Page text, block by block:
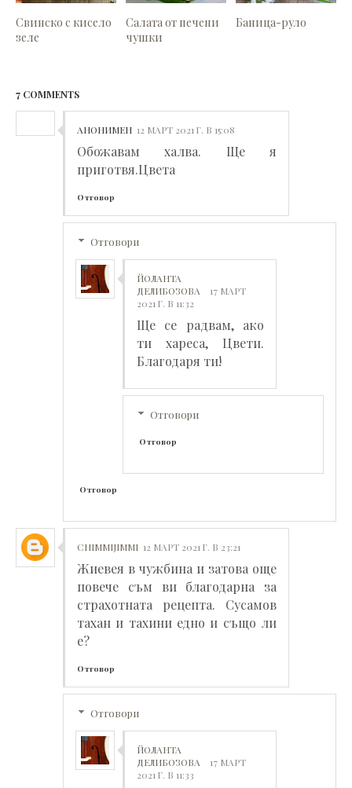
Свинско с кисело
зеле
Салата от печени
чушки
Баница-руло
7 COMMENTS
АНОНИМЕН 12 МАРТ 2021 Г. В 15:08
Обожавам халва. Ще я
приготвя.Цвета
Отговор
Отговори
ЙОЛАНТА
ДЕЛИБОЗОВА
17 МАРТ
2021 Г. В 11:32
Ще се радвам, ако
ти хареса, Цвети.
Благодаря ти!
Отговори
Отговор
Отговор
CHIMMIJIMMI 12 МАРТ 2021 Г. В 23:21
Жиевея в чужбина и затова още
повече съм ви благодарна за
страхотната рецепта. Сусамов
тахан и тахини едно и също ли
е?
Отговор
Отговори
ЙОЛАНТА
ДЕЛИБОЗОВА
17 МАРТ
2021 Г. В 11:33